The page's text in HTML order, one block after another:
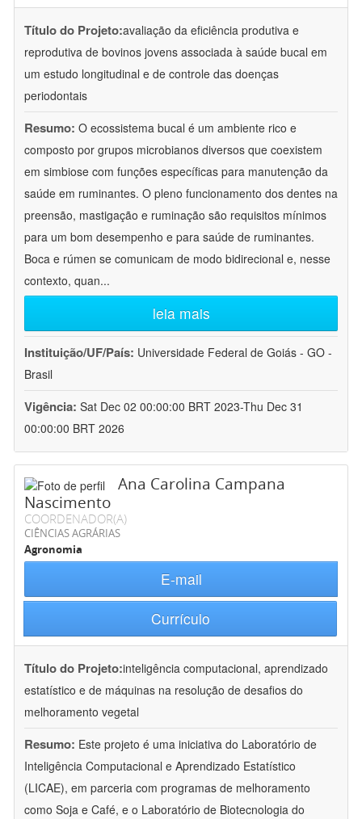
Título do Projeto:avaliação da eficiência produtiva e
reprodutiva de bovinos jovens associada à saúde bucal em
um estudo longitudinal e de controle das doenças
periodontais
Resumo: O ecossistema bucal é um ambiente rico e
composto por grupos microbianos diversos que coexistem
em simbiose com funções específicas para manutenção da
saúde em ruminantes. O pleno funcionamento dos dentes na
preensão, mastigação e ruminação são requisitos mínimos
para um bom desempenho e para saúde de ruminantes.
Boca e rúmen se comunicam de modo bidirecional e, nesse
contexto, quan...
leia mais
Instituição/UF/País: Universidade Federal de Goiás - GO -
Brasil
Vigência: Sat Dec 02 00:00:00 BRT 2023-Thu Dec 31
00:00:00 BRT 2026
Ana Carolina Campana
Nascimento
COORDENADOR(A)
CIÊNCIAS AGRÁRIAS
Agronomia
E-mail
Currículo
Título do Projeto:inteligência computacional, aprendizado
estatístico e de máquinas na resolução de desafios do
melhoramento vegetal
Resumo: Este projeto é uma iniciativa do Laboratório de
Inteligência Computacional e Aprendizado Estatístico
(LICAE), em parceria com programas de melhoramento
como Soja e Café, e o Laboratório de Biotecnologia do